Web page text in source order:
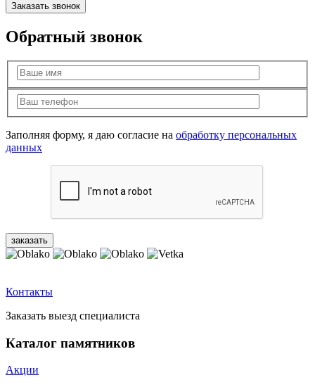
Заказать звонок
Обратный звонок
Заполняя форму, я даю согласие на обработку персональных
данных
Контакты
Заказать выезд специалиста
Каталог памятников
Акции